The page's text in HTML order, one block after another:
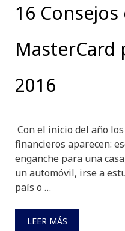
16 Consejos
MasterCard
2016
Con el inicio del año
financieros aparecen:
enganche para una
un automóvil, irse a
país o …
LEER MÁS